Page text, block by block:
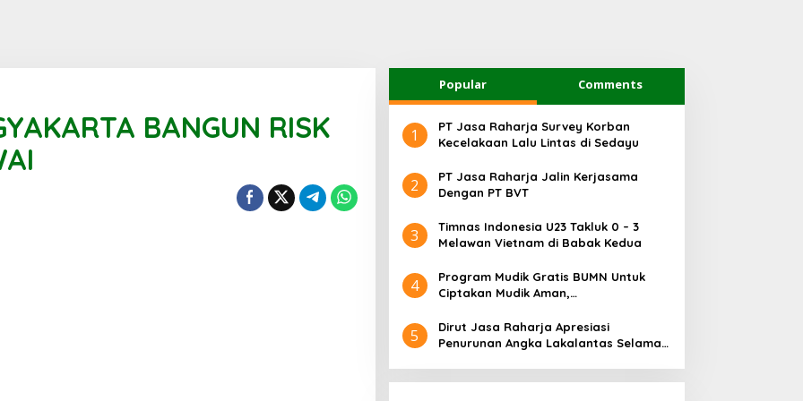
BANGUN RISK
Popular Comments
1
PT Jasa Raharja Survey Korban
Kecelakaan Lalu Lintas di Sedayu
2
PT Jasa Raharja Jalin Kerjasama
Dengan PT BVT
3
Timnas Indonesia U23 Takluk 0 – 3
Melawan Vietnam di Babak Kedua
4
Program Mudik Gratis BUMN Untuk
Ciptakan Mudik Aman,
5
Dirut Jasa Raharja Apresiasi
Penurunan Angka Lakalantas Selama